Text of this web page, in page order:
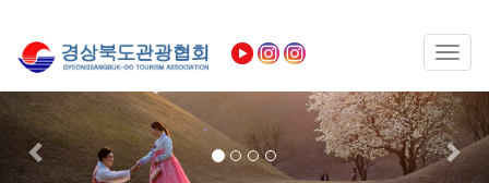
Previous